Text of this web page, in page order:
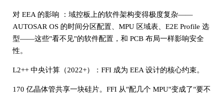
对 EEA 的影响 ：域控板上的软件架构变得极度复杂——
AUTOSAR OS 的时间分区配置、MPU 区域表、E2E Profile 选
型——这些"看不见"的软件配置，和 PCB 布局一样影响安全
性。
L2++ 中央计算（2022+）：FFI 成为 EEA 设计的核心约束。
170 亿晶体管共享一块硅片。FFI 从"配几个 MPU"变成了"要不